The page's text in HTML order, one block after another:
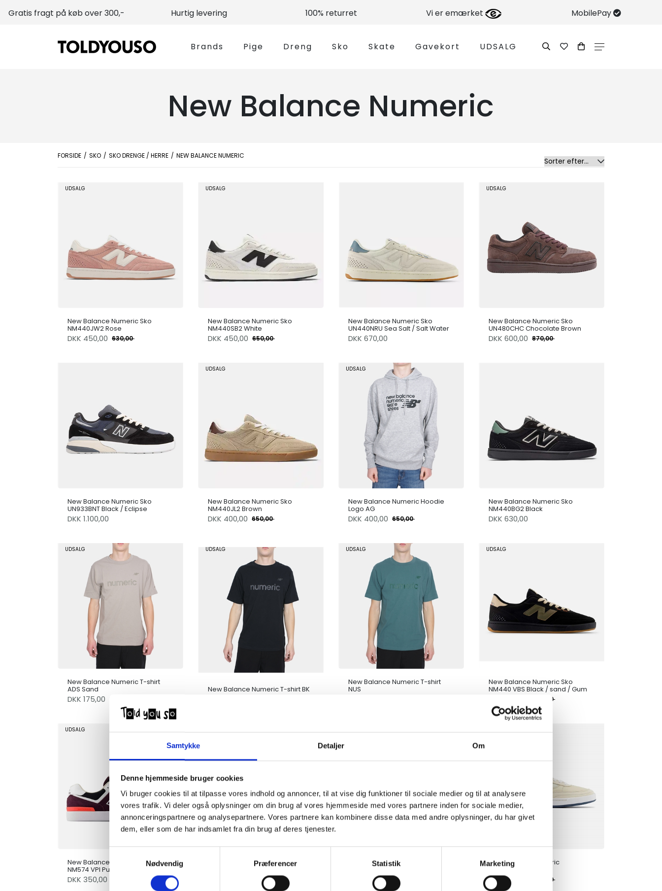
Samtykke Detaljer Om
Denne hjemmeside bruger cookies
Vi bruger cookies til at tilpasse vores indhold og annoncer, til at vise dig funktioner til sociale medier og til at analysere
vores trafik. Vi deler også oplysninger om din brug af vores hjemmeside med vores partnere inden for sociale medier,
annonceringspartnere og analysepartnere. Vores partnere kan kombinere disse data med andre oplysninger, du har givet
dem, eller som de har indsamlet fra din brug af deres tjenester.
Nødvendig
Præferencer Statistik Marketing
Gratis fragt på køb over 300,- Hurtig levering 100% returret Vi er emærket MobilePay
Brands Pige Dreng Sko Skate Gavekort UDSALG
New Balance Numeric
FORSIDE SKO SKO DRENGE / HERRE NEW BALANCE NUMERIC
UDSALG
New Balance Numeric Sko
NM440JW2 Rose
DKK 450,00 630,00
UDSALG
New Balance Numeric Sko
NM440SB2 White
DKK 450,00 650,00
New Balance Numeric Sko
UN440NRU Sea Salt / Salt Water
DKK 670,00
UDSALG
New Balance Numeric Sko
UN480CHC Chocolate Brown
DKK 600,00 870,00
New Balance Numeric Sko
UN933BNT Black / Eclipse
DKK 1.100,00
UDSALG
New Balance Numeric Sko
NM440JL2 Brown
DKK 400,00 650,00
UDSALG
New Balance Numeric Hoodie
Logo AG
DKK 400,00 650,00
New Balance Numeric Sko
NM440BG2 Black
DKK 630,00
UDSALG
New Balance Numeric T-shirt
ADS Sand
DKK 175,00
UDSALG
New Balance Numeric T-shirt BK
UDSALG
New Balance Numeric T-shirt
NUS
UDSALG
New Balance Numeric Sko
NM440 VBS Black / sand / Gum
630,00
UDSALG
New Balance Numeric Sko
NM574 VPI Purple
DKK 350,00
New Balance Numeric Sko
NM1010WB White / Black
800,00
New Balance Numeric Sko
NM440FGR Green
350,00 630,00
New Balance Numeric
NM440WSL
DKK 350,00 600,00